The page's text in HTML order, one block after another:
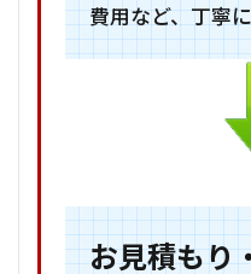
費用など、丁寧
お見積もり